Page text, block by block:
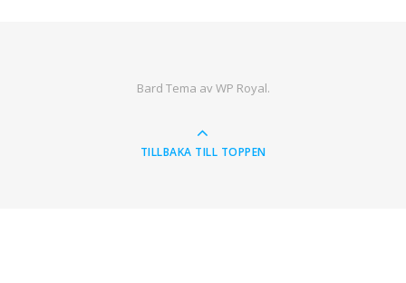
Bard Tema avWP Royal.
TILLBAKA TILL TOPPEN